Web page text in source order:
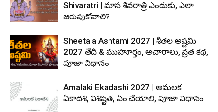
Shivaratri | మాస శివరాత్రి ఎందుకు, ఎలా
జరుపుకోవాలి?
Sheetala Ashtami 2027 | శీతల అష్టమి
2027 తేదీ & ముహూర్తం, ఆచారాలు, వ్రత కథ,
పూజా విధానం
Amalaki Ekadashi 2027 | అమలక
ఏకాదశి, విశిష్టత, ఏం చేయాలి, పూజా విధానం